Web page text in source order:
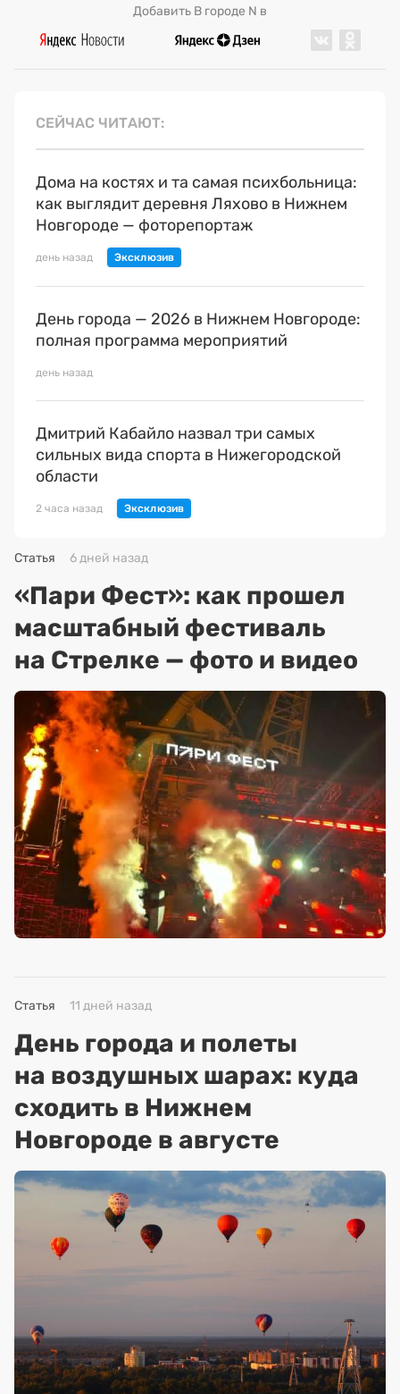
Добавить В городе N в
СЕЙЧАС ЧИТАЮТ
Дома на костях и та самая психбольница:
как выглядит деревня Ляхово в Нижнем
Новгороде — фоторепортаж
день назад
День города — 2026 в Нижнем Новгороде:
полная программа мероприятий
день назад
Дмитрий Кабайло назвал три самых
сильных вида спорта в Нижегородской
области
2 часа назад
Статья 6 дней назад
«Пари Фест»: как прошел
масштабный фестиваль
на Стрелке — фото и видео
Статья 11 дней назад
День города и полеты
на воздушных шарах: куда
сходить в Нижнем
Новгороде в августе